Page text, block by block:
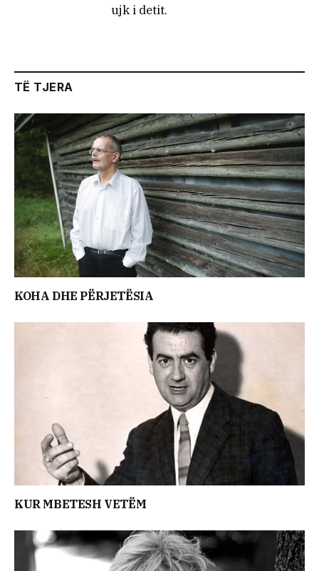
ujk i detit.
TË TJERA
KOHA DHE PËRJETËSIA
KUR MBETESH VETËM